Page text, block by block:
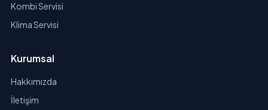
Kombi Servisi
Klima Servisi
Kurumsal
Hakkımızda
İletişim